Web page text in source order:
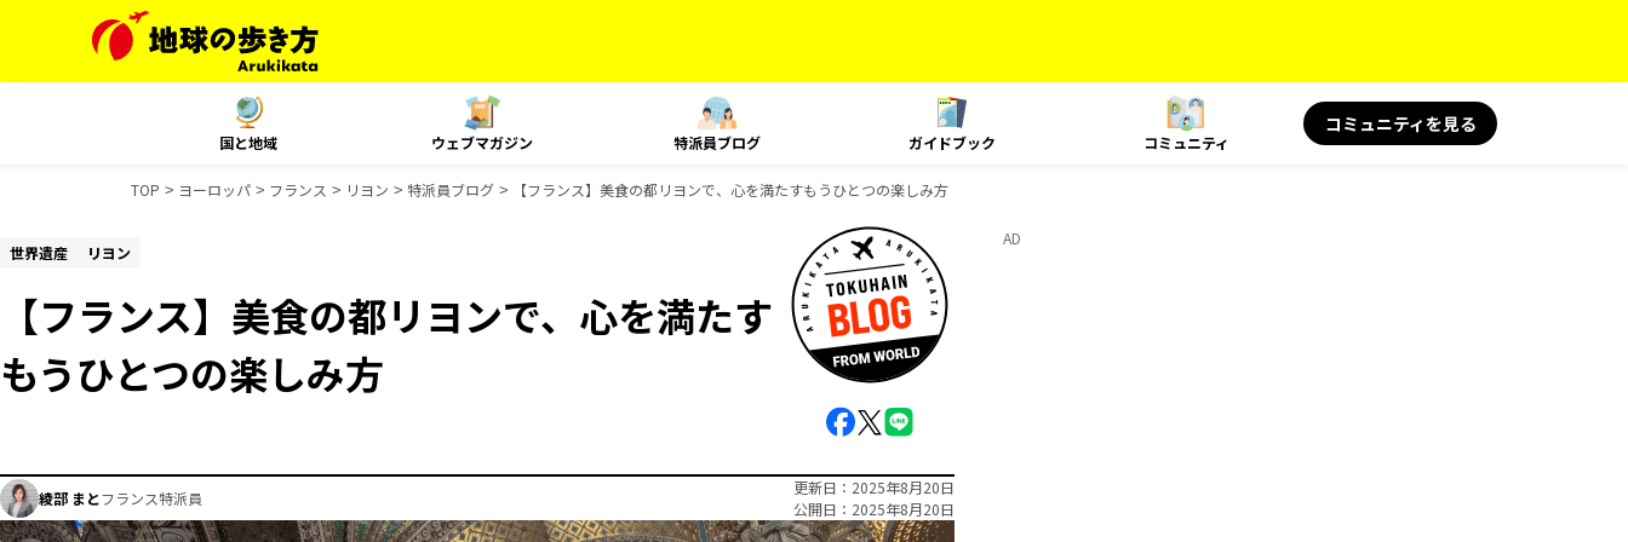
国と地域 ウェブマガジン 特派員ブログ ガイドブック コミュニティ
コミュニティを見る
TOP ヨーロッパ フランス リヨン 特派員ブログ 【フランス】美食の都リヨンで、心を満たすもうひとつの楽しみ方
世界遺産 リヨン
【フランス】美食の都リヨンで、心を満たす
もうひとつの楽しみ方
綾部 まとフランス特派員
更新日
2025年8月20日
公開日
2025年8月20日
AD